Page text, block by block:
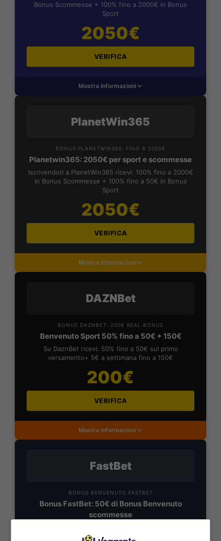
Bonus Scommesse + 100% fino a 2000€ in Bonus
Sport
2050€
VERIFICA
Mostra Informazioni
PlanetWin365
BONUS PLANETWIN365: FINO A 2050€
Planetwin365: 2050€ per sport e scommesse
Iscrivendoti a PlanetWin365 ricevi: 100% fino a 2000€
in Bonus Scommesse + 100% fino a 50€ in Bonus
Sport
2050€
VERIFICA
Mostra Informazioni
DAZNBet
BONUS DAZNBET: 200€ REAL BONUS
Benvenuto Sport 50% fino a 50€ + 150€
Su DaznBet ricevi: 50% fino a 50€ sul primo
versamento+ 5€ a settimana fino a 150€
200€
VERIFICA
Mostra Informazioni
FastBet
BONUS BENVENUTO FASTBET
Bonus FastBet: 50€ di Bonus Benvenuto
scommesse
ricevi il 50% gratis sul primo deposito fino a 50€